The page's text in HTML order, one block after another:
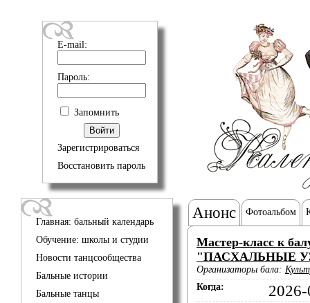
E-mail:
Пароль:
Запомнить
Зарегистрироваться
Восстановить пароль
Главная: бальный календарь
Обучение: школы и студии
Новости танцсообщества
Бальные истории
Бальные танцы
Анонс Фотоальбом
Мастер-класс к
"ПАСХАЛЬНЫЕ
Организаторы бала:
Когда: